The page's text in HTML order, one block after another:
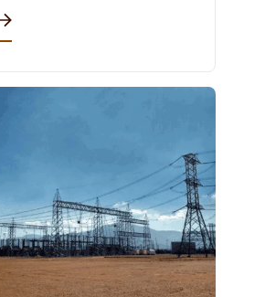
mujeres, a lo que se
concretas en